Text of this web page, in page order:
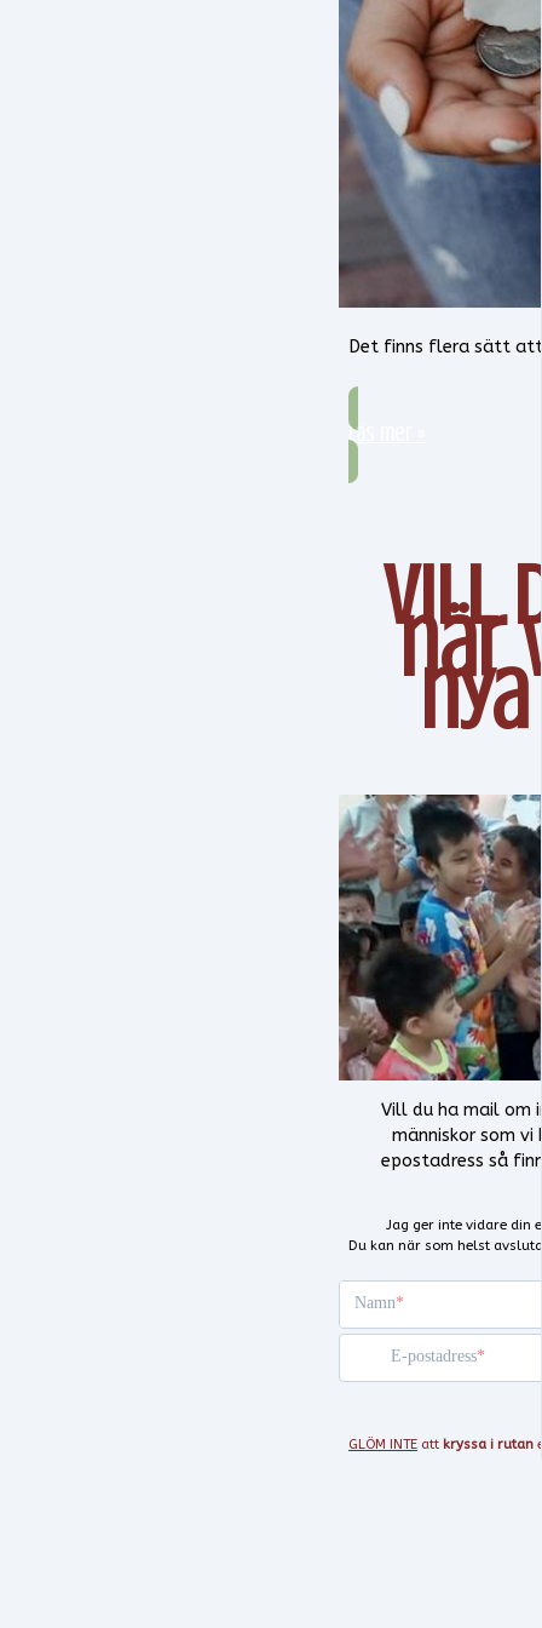
Det finns flera sätt
Läs mer »
Vill
när
Vill du ha mail om
människor som
epostadress så
Jag ger inte vidare din
Du kan när som helst
Namn
E-postadress
GLÖM INTE att kryssa i rutan